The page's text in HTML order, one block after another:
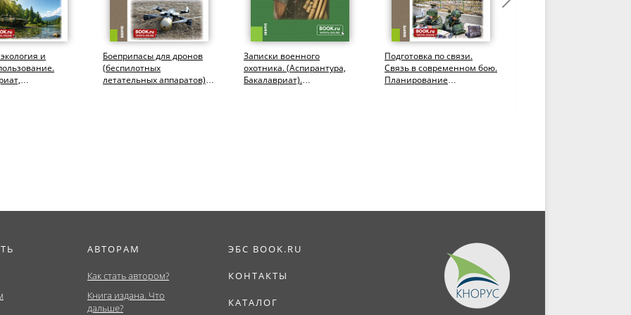
и
Боеприпасы для дронов
(беспилотных
летательных аппаратов).
Записки военного
охотника. (Аспирантура,
Бакалавриат).
Подготовка по связи.
Связь в современном бою.
Планирование
АВТОРАМ
Как стать автором?
Книга издана. Что
дальше?
ЭБС BOOK.RU
КОНТАКТЫ
КАТАЛОГ